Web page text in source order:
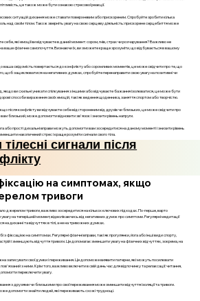
це також може бути ознакою стресової реакції.
ситуацій дихання може ставати поверхневим або прискореним. Спробуйте зробити кілька
над своїм тілом. Також зверніть увагу на свою серцеву діяльність: прискорене серцебиття може
які емоції ви відчуваєте в даний момент: сором, гнів, страх чи розчарування? Важливо не
на ваше фізичне самопочуття. Визнаючи їх, ви зможете краще зрозуміти, що відбувається в вашому
ваша свідомість повертається до конфлікту або соромливих моментів, це може свідчити про те, що
щоб зациклюватися на негативних думках, спробуйте перенаправити свою увагу на позитивні чи
якщо ви схильні уникати спілкування з іншими або відчуваєте бажання ізолюватися, це може бути
способи вираження своїх емоцій, такі як ведення щоденника, заняття спортом або творчістю.
Якщо після конфлікту ви відчуваєте себе відстороненим від друзів чи близьких, це може свідчити про
близький, може допомогти відновити зв'язок і знизити рівень напруги.
або прості дихальні вправи можуть допомогти вам зосередитися на даному моменті і знизити рівень
накопичений стрес і краще розуміти сигнали свого тіла.
сигнали після
на симптомах, якщо
тривоги
джерелом тривоги, важливо зосередитися на кількох ключових підходах. По-перше, варто
на теперішній момент, відволікаючись від негативних думок про симптоми. Регулярні медитації
диханні та відчуттях в тілі, а не на тривожних думках.
фіксацією на симптомах. Регулярні фізичні вправи, такі як прогулянки, йога або інші види спорту,
і зменшують відчуття тривоги. Це допомагає зменшити увагу на фізичних відчуттях, зокрема, на
записувати свої думки і переживання. Це допоможе виявити патерни, які можуть посилювати
з ними. Крім того, важливо включити в свій день час для відпочинку та релаксації: читання,
переключити увагу.
з друзями чи близькими про свої переживання може зменшити відчуття ізоляції та тривоги.
допомогти знайти людей, які переживають схожі труднощі.